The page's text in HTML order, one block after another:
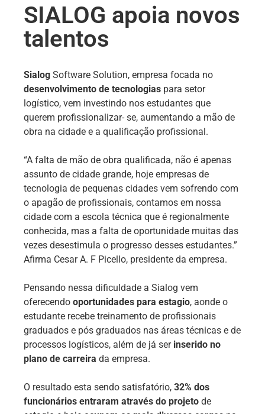
SIALOG apoia novos
talentos
Sialog Software Solution, empresa focada no
desenvolvimento de tecnologias para setor
logístico, vem investindo nos estudantes que
querem profissionalizar- se, aumentando a mão de
obra na cidade e a qualificação profissional.
“A falta de mão de obra qualificada, não é apenas
assunto de cidade grande, hoje empresas de
tecnologia de pequenas cidades vem sofrendo com
o apagão de profissionais, contamos em nossa
cidade com a escola técnica que é regionalmente
conhecida, mas a falta de oportunidade muitas das
vezes desestimula o progresso desses estudantes.”
Afirma Cesar A. F Picello, presidente da empresa.
Pensando nessa dificuldade a Sialog vem
oferecendo oportunidades para estagio, aonde o
estudante recebe treinamento de profissionais
graduados e pós graduados nas áreas técnicas e de
processos logísticos, além de já ser inserido no
plano de carreira da empresa.
O resultado esta sendo satisfatório, 32% dos
funcionários entraram através do projeto de